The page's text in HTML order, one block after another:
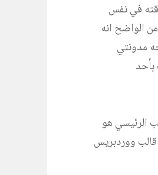
في نفس
الواضح انه
مدونتي
الرئيسي هو
ووردبريس